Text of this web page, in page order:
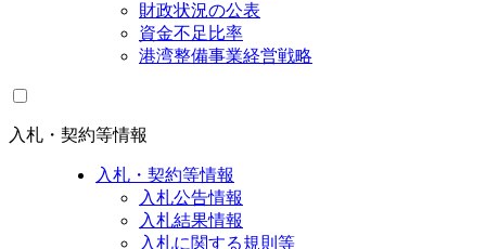
財政状況の公表
資金不足比率
港湾整備事業経営戦略
入札・契約等情報
入札・契約等情報
入札公告情報
入札結果情報
入札に関する規則等